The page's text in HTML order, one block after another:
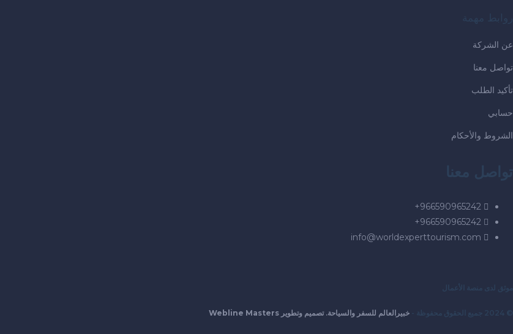
روابط مهمة
عن الشركة
تواصل معنا
تأكيد الطلب
حسابي
الشروط والأحكام
تواصل معنا
966590965242+
966590965242+
info@worldexperttourism.com
موثق لدى منصة الأعمال
خبيرالعالم للسفر والسياحة. تصميم وتطوير Webline Masters